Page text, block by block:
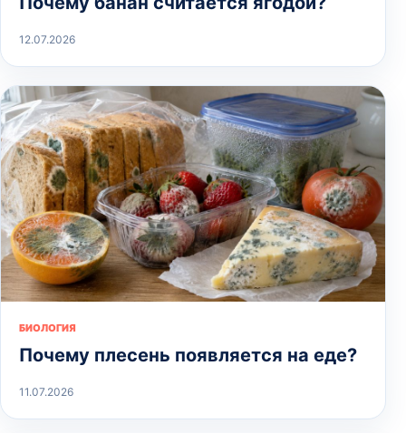
12.07.2026
БИОЛОГИЯ
Почему плесень появляется на еде?
11.07.2026